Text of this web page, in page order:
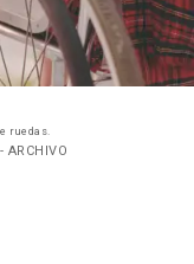
ruedas.
ARCHIVO